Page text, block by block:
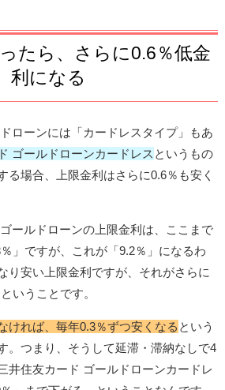
たら、さらに0.6％低金
利になる
ローンには「カードレスタイプ」もあ
ゴールドローンカードレス というもの
る場合、上限金利はさらに0.6％も安く
ールドローンの上限金利は、ここまで
」ですが、これが「9.2％」になるわ
り安い上限金利ですが、それがさらに
いうことです。
ければ、毎年0.3％ずつ安くなる という
。つまり、そうして延滞・滞納なしで4
井住友カード ゴールドローンカードレ